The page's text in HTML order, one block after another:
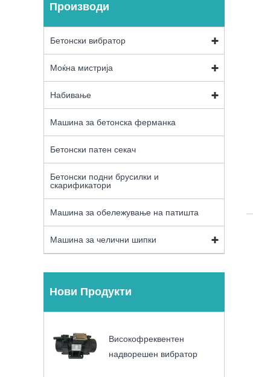
Производи
Бетонски вибратор
Моќна мистрија
Набивање
Машина за бетонска ферманка
Бетонски патен секач
Бетонски подни брусилки и
скарификатори
Машина за обележување на патишта
Машина за челични шипки
Нови Продукти
Високофреквентен
надворешен вибратор